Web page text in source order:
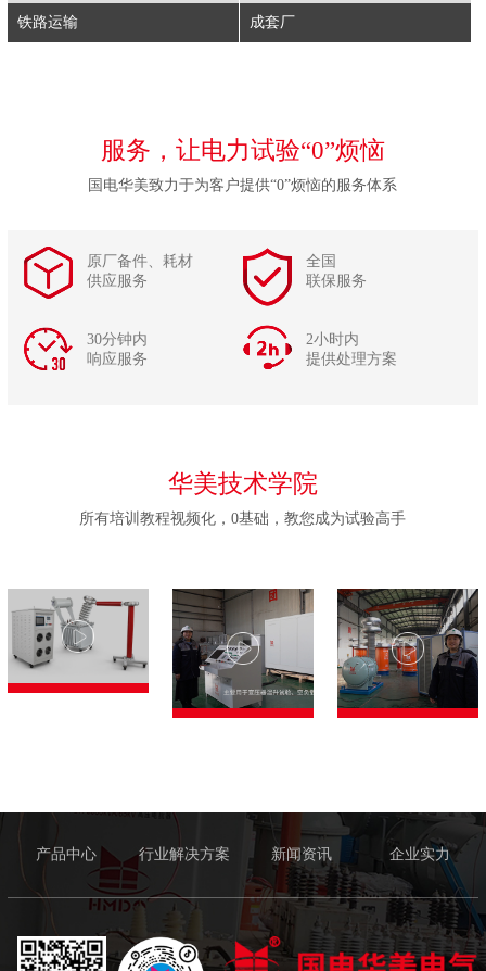
铁路运输 成套厂
服务，让电力试验“0”烦恼
国电华美致力于为客户提供“0”烦恼的服务体系
原厂备件、耗材
供应服务
全国
联保服务
30分钟内
响应服务
2小时内
提供处理方案
华美技术学院
所有培训教程视频化，0基础，教您成为试验高手
产品中心 行业解决方案 新闻资讯 企业实力